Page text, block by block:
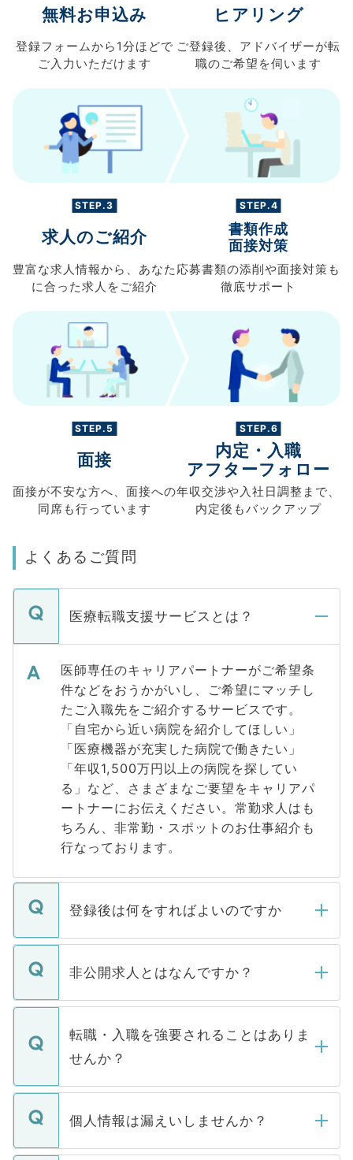
無料お申込み
登録フォームから 1分ほどで
ご入力 いただけます
ヒアリング
ご登録後、 アドバイザーが転
職のご希望を伺います
STEP.3
求人のご紹介
豊富な求人情報から、 あなた
に合った求人を ご紹介
STEP.4
書類作成
面接対策
応募書類の添削や面接対策も
徹底サポート
STEP.5
面接
面接が不安な方へ、 面接への
同席も行っています
STEP.6
内定・入職
アフターフォロー
年収交渉や入社日調整まで、
内定後もバックアップ
よくあるご質問
医療転職支援サービスとは？
医師専任のキャリアパートナーがご希望条
件などをおうかがいし、ご希望にマッチし
たご入職先をご紹介するサービスです。
「自宅から近い病院を紹介してほしい」
「医療機器が充実した病院で働きたい」
「年収1,500万円以上の病院を探してい
る」など、さまざまなご要望をキャリアパ
ートナーにお伝えください。常勤求人はも
ちろん、非常勤・スポットのお仕事紹介も
行なっております。
登録後は何をすればよいのですか
ご登録いただきましたら、弊社担当者がご
登録内容を確認し、その後メールもしくは
ます。通常、5営業日以内にはご連絡をせて
いただきますので、しばらくお待ちくださ
非公開求人とはなんですか？
マイナビDOCTORで取り扱っている求人の
うち約3割は、Webサイトからご覧いただ
けない「非公開求人」です。非公開求人は
下記の理由によって、一般には公開してい
ません。
■応募殺到を避けるため 人気のある医療機
関を公にしてしまうと、応募が殺到する場
転職・入職を強要されることはありま
せんか？
転職・入職を強要することは一切ありませ
ん。また、仮に応募先から内定をいただい
定を承諾する必要はありません。内定先へ
個人情報は漏えいしませんか？